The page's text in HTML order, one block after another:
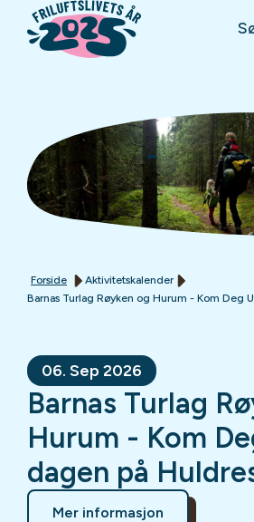
Forside
Aktivitetskalender
Barnas Turlag Røyken og Hurum - Kom Deg
06. Sep 2026
Barnas Turlag
Hurum - Kom
dagen på
Mer informasjon